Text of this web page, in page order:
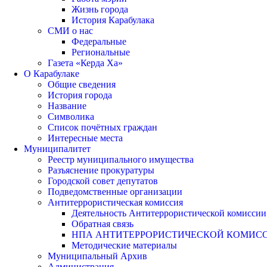
Жизнь города
История Карабулака
СМИ о нас
Федеральные
Региональные
Газета «Керда Ха»
О Карабулаке
Общие сведения
История города
Название
Символика
Список почётных граждан
Интересные места
Муниципалитет
Реестр муниципального имущества
Разъяснение прокуратуры
Городской совет депутатов
Подведомственные организации
Антитеррористическая комиссия
Деятельность Антитеррористической комиссии
Обратная связь
НПА АНТИТЕРРОРИСТИЧЕСКОЙ
Методические материалы
Муниципальный Архив